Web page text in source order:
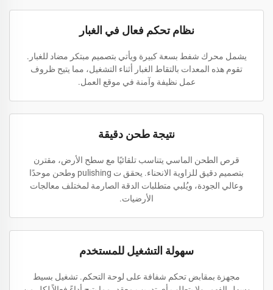
نظام تحكم فعال في الغبار
يشمل محرك شفط بسعة كبيرة ويأتي بتصميم مبتكر مضاد للغبار.
تقوم هذه المعدات بالتقاط الغبار أثناء التشغيل، مما يتيح ظروف
عمل نظيفة وآمنة في موقع العمل.
نتيجة طحن دقيقة
قرص الطحن الماسي يتناسب تلقائيًا مع سطح الأرض، مقترن
بتصميم دقيق للزاوية الانحناء. يحقق ت pulishing وطحن موحدًا
وعالي الجودة، ويُلبي متطلبات الدقة الصارمة لمختلف معالجات
الأرضيات.
سهولة التشغيل للمستخدم
مجهزة بمقابض تحكم شفافة على لوحة التحكم. تشغيل بسيط